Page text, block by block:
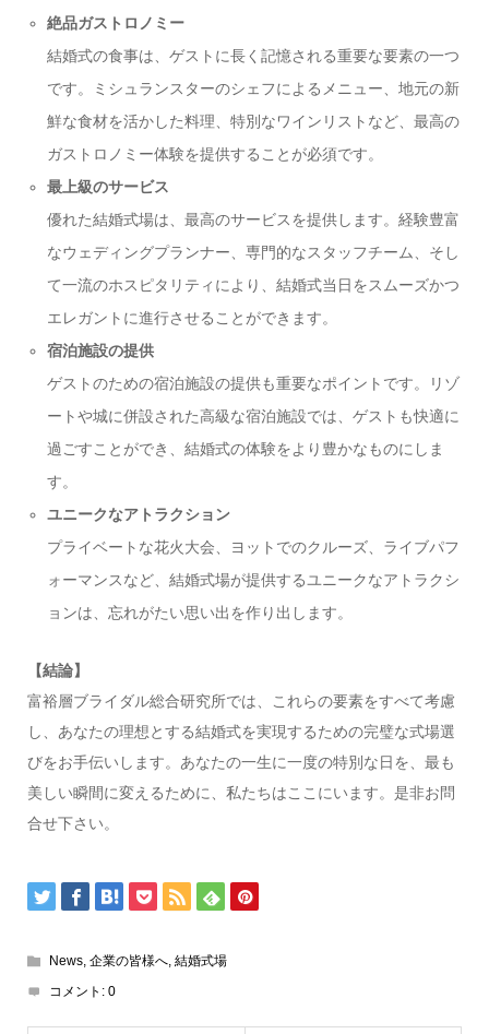
絶品ガストロノミー
結婚式の食事は、ゲストに長く記憶される重要な要素の一つ
です。ミシュランスターのシェフによるメニュー、地元の新
鮮な食材を活かした料理、特別なワインリストなど、最高の
ガストロノミー体験を提供することが必須です。
最上級のサービス
優れた結婚式場は、最高のサービスを提供します。経験豊富
なウェディングプランナー、専門的なスタッフチーム、そし
て一流のホスピタリティにより、結婚式当日をスムーズかつ
エレガントに進行させることができます。
宿泊施設の提供
ゲストのための宿泊施設の提供も重要なポイントです。リゾ
ートや城に併設された高級な宿泊施設では、ゲストも快適に
過ごすことができ、結婚式の体験をより豊かなものにしま
す。
ユニークなアトラクション
プライベートな花火大会、ヨットでのクルーズ、ライブパフ
ォーマンスなど、結婚式場が提供するユニークなアトラクシ
ョンは、忘れがたい思い出を作り出します。
【結論】
富裕層ブライダル総合研究所では、これらの要素をすべて考慮
し、あなたの理想とする結婚式を実現するための完璧な式場選
びをお手伝いします。あなたの一生に一度の特別な日を、最も
美しい瞬間に変えるために、私たちはここにいます。是非お問
合せ下さい。
News, 企業の皆様へ, 結婚式場
コメント: 0